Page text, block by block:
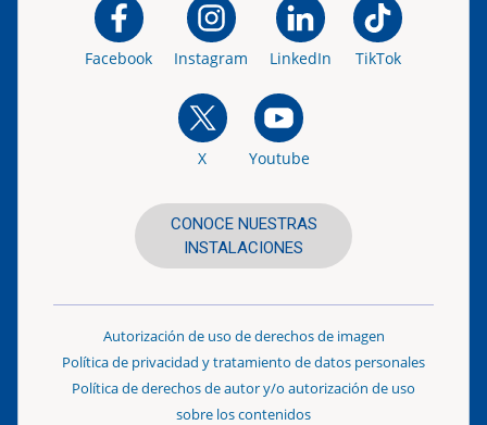
Facebook Instagram LinkedIn TikTok
X Youtube
CONOCE NUESTRAS
INSTALACIONES
Autorización de uso de derechos de imagen
Política de privacidad y tratamiento de datos personales
Política de derechos de autor y/o autorización de uso
sobre los contenidos